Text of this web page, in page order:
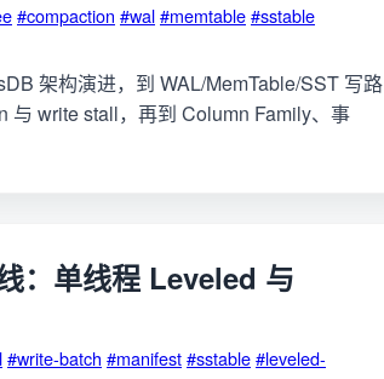
#compaction #wal#memtable#sstable
架构演进，到 WAL/MemTable/SST 写路
与 write stall，再到 Column Family、事
：单线程 Leveled 与
#write-batch #manifest#sstable#leveled-